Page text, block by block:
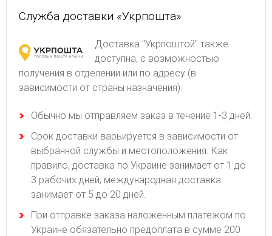
Служба доставки «Укрпошта»
Доставка "Укрпоштой" также
доступна, с возможностью
получения в отделении или по адресу (в
зависимости от страны назначения).
Обычно мы отправляем заказ в течение 1-3 дней.
Срок доставки варьируется в зависимости от
выбранной службы и местоположения. Как
правило, доставка по Украине занимает от 1 до
3 рабочих дней, международная доставка
занимает от 5 до 20 дней.
При отправке заказа наложенным платежом по
Украине обязательно предоплата в сумме 200